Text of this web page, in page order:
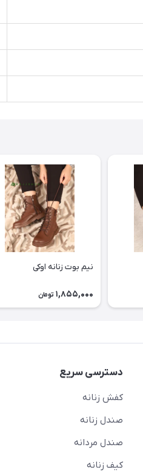
نیم بوت زنانه اوکی
1,855,000 تومان
دسترسی سریع
کفش زنانه
صندل زنانه
صندل مردانه
کیف زنانه